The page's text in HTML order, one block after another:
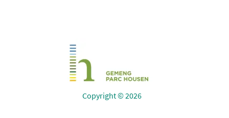
Copyright © 2026